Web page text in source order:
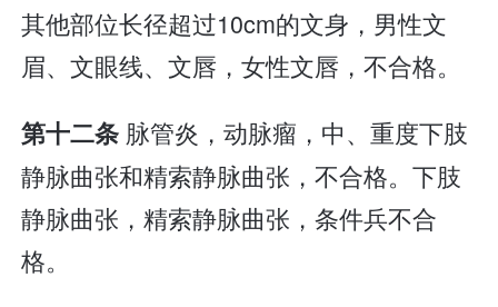
其他部位长径超过10cm的文身，男性文
眉、文眼线、文唇，女性文唇，不合格。
第十二条 脉管炎，动脉瘤，中、重度下肢
静脉曲张和精索静脉曲张，不合格。下肢
静脉曲张，精索静脉曲张，条件兵不合
格。